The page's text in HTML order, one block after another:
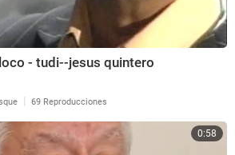
💊Microdosis de VERDAD en fo
- tudi--jesus quintero
| 69 Reproducciones
0:58